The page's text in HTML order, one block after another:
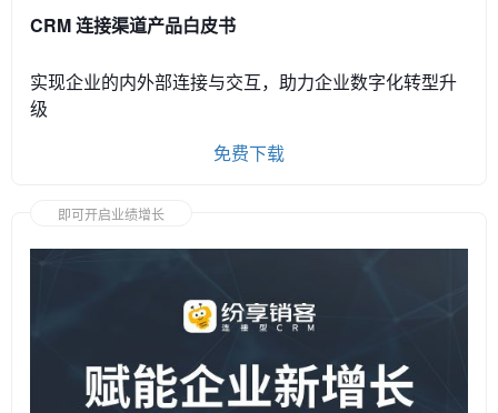
CRM 连接渠道产品白皮书
实现企业的内外部连接与交互，助力企业数字化转型升
级
免费下载
即可开启业绩增长